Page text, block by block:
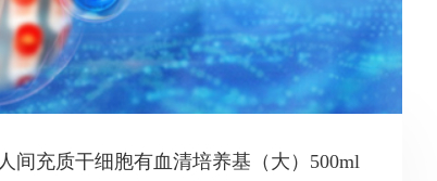
人间充质干细胞有血清培养基（大）500ml